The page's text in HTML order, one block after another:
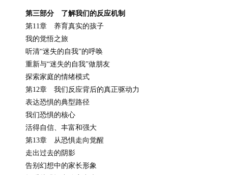
第三部分 了解我们的反应机制
第11章 养育真实的孩子
我的觉悟之旅
听清“迷失的自我”的呼唤
重新与“迷失的自我”做朋友
探索家庭的情绪模式
第12章 我们反应背后的真正驱动力
表达恐惧的典型路径
我们恐惧的核心
活得自信、丰富和强大
第13章 从恐惧走向觉醒
走出过去的阴影
告别幻想中的家长形象